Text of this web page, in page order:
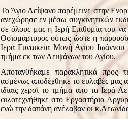
Το Άγιο Λείψανο παρέμεινε στην
ανεχώρησε εν μέσω συγκινητικών
σε όλους μας η Ιερή Επιθυμία του
Οσιομάρτυρος ούτως ώστε η
Ιερά Γυναικεία Μονή Αγίου
τμήμα εκ των Λειψάνων του Αγίου.
Αποτανθήκαμε παρακλητικά προς
ασμένως αποδέχθηκε το ευλαβές μας
ιδίαις χερσί το τμήμα απο τα Ιερά
φιλοτεχνήθηκε στο Εργαστήριο
ενώ την δαπάνη ανέλαβαν οι